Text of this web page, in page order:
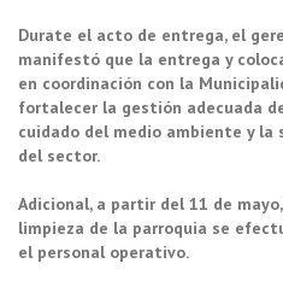
Durate el acto de entrega, el
manifestó que la entrega y
en coordinación con la
fortalecer la gestión adecuada
cuidado del medio ambiente y
del sector.
Adicional, a partir del 11 de
limpieza de la parroquia se
el personal operativo.